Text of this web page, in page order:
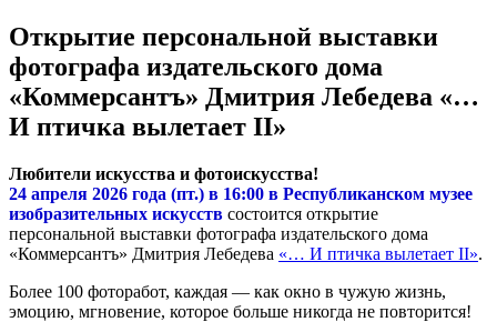
Открытие персональной выставки
фотографа издательского дома
«Коммерсантъ» Дмитрия Лебедева «…
И птичка вылетает II»
Любители искусства и фотоискусства!
24 апреля 2026 года (пт.) в 16:00 в Республиканском музее
изобразительных искусств состоится открытие
персональной выставки фотографа издательского дома
«Коммерсантъ» Дмитрия Лебедева «… И птичка вылетает II».
Более 100 фоторабот, каждая — как окно в чужую жизнь,
эмоцию, мгновение, которое больше никогда не повторится!